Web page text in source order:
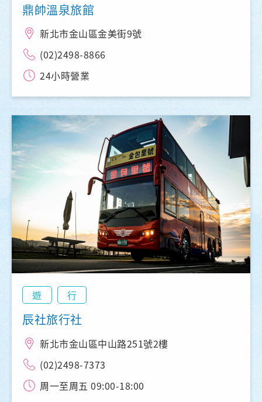
鼎帥溫泉旅館
新北市金山區金美街9號
(02)2498-8866
24小時營業
遊 行
辰社旅行社
新北市金山區中山路251號2樓
(02)2498-7373
周一至周五 09:00-18:00